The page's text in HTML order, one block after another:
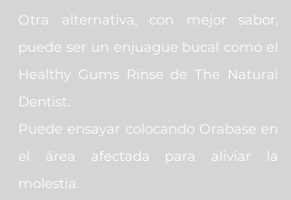
Otra alternativa, con mejor sabor,
puede ser un enjuague bucal como el
Healthy Gums Rinse de The Natural
Dentist.
Puede ensayar colocando Orabase en
el área afectada para aliviar la
molestia.